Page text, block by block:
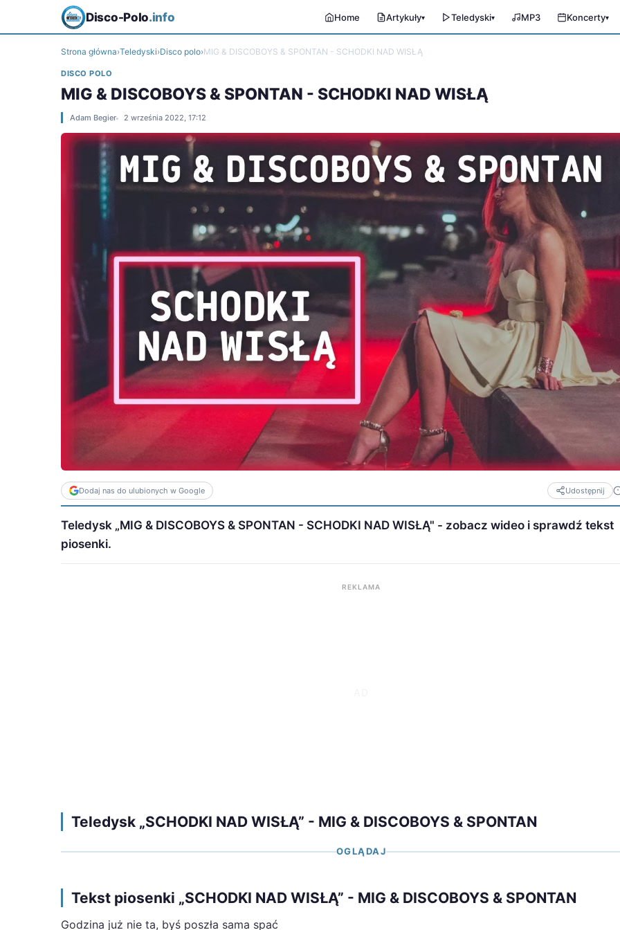
Disco-Polo.info Home Artykuły▾ Teledyski▾ MP3 Koncerty▾
Strona główna›Teledyski›Disco polo›MIG & DISCOBOYS & SPONTAN - SCHODKI NAD WISŁĄ
DISCO POLO
MIG & DISCOBOYS & SPONTAN - SCHODKI NAD WISŁĄ
Adam Begier 2 września 2022, 17:12
Dodaj nas do ulubionych w Google Udostępnij
Teledysk „MIG & DISCOBOYS & SPONTAN - SCHODKI NAD WISŁĄ" - zobacz wideo i sprawdź tekst
piosenki.
REKLAMA
Teledysk „SCHODKI NAD WISŁĄ” - MIG & DISCOBOYS & SPONTAN
OGLĄDAJ
Tekst piosenki „SCHODKI NAD WISŁĄ” - MIG & DISCOBOYS & SPONTAN
Godzina już nie ta, byś poszła sama spać